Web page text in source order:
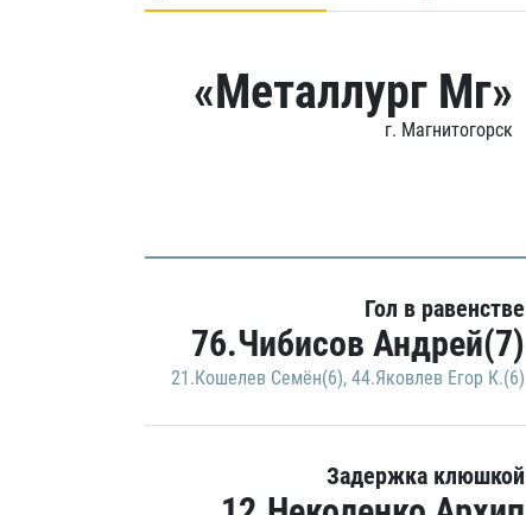
«Металлург Мг»
г. Магнитогорск
Гол в равенстве
76.Чибисов Андрей(7)
21.Кошелев Семён(6), 44.Яковлев Егор К.(6)
Задержка клюшкой